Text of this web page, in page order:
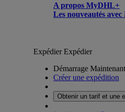
A propos MyDHL+
Les nouveautés
ExpédierExpédier
Démarrage Maintenant
Créer une expédition
Obtenir un tarif et une